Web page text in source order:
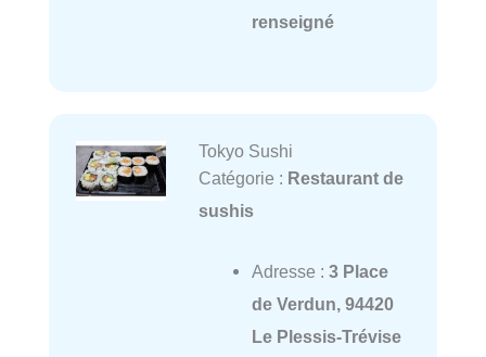
renseigné
Tokyo Sushi
Catégorie : Restaurant de
sushis
Adresse : 3 Place
de Verdun, 94420
Le Plessis-Trévise